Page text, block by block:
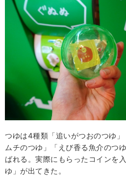
つゆは4種類「追いがつおのつゆ
ムチのつゆ」「えび香る魚介のつ
ばれる。実際にもらったコインを
ゆ」が出てきた。